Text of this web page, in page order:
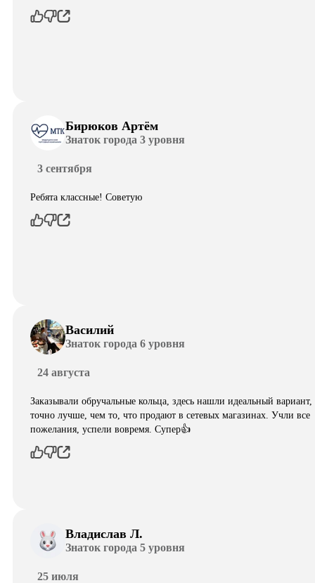
Бирюков Артём
Знаток города 3 уровня
3 сентября
Ребята классные! Советую
Василий
Знаток города 6 уровня
24 августа
Заказывали обручальные кольца, здесь нашли идеальный вариант,
точно лучше, чем то, что продают в сетевых магазинах. Учли все
пожелания, успели вовремя. Супер👍
Владислав Л.
Знаток города 5 уровня
25 июля